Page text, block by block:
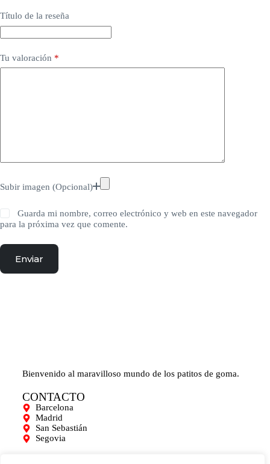
Título de la reseña
Tu valoración *
Subir imagen (Opcional)
Guarda mi nombre, correo electrónico y web en este navegador
para la próxima vez que comente.
Enviar
Bienvenido al maravilloso mundo de los patitos de goma.
CONTACTO
Barcelona
Madrid
San Sebastián
Segovia